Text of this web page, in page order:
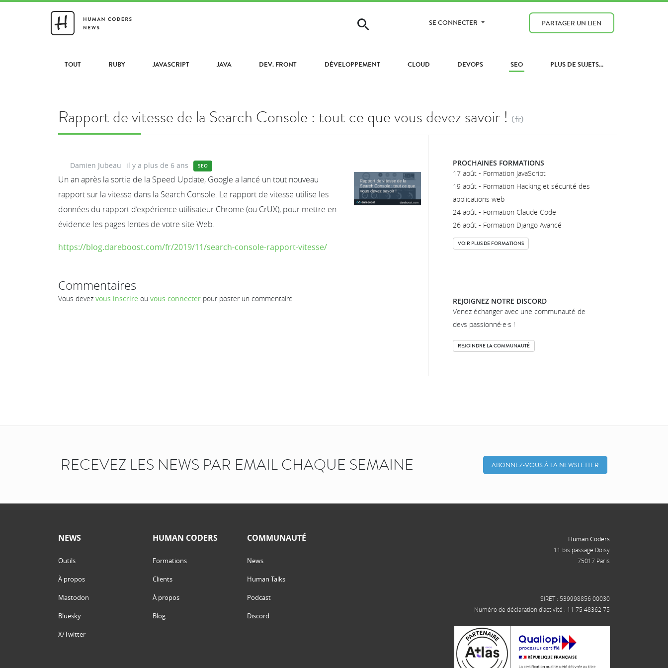
SE CONNECTER PARTAGER UN LIEN
TOUT RUBY JAVASCRIPT JAVA DEV. FRONT DÉVELOPPEMENT CLOUD DEVOPS SEO PLUS DE SUJETS...
Rapport de vitesse de la Search Console : tout ce que vous devez savoir ! (fr)
Damien Jubeau il y a plus de 6 ans SEO
Un an après la sortie de la Speed Update, Google a lancé un tout nouveau
rapport sur la vitesse dans la Search Console. Le rapport de vitesse utilise les
données du rapport d’expérience utilisateur Chrome (ou CrUX), pour mettre en
évidence les pages lentes de votre site Web.
https://blog.dareboost.com/fr/2019/11/search-console-rapport-vitesse/
Commentaires
Vous devez vous inscrire ou vous connecter pour poster un commentaire
PROCHAINES FORMATIONS
17 août - Formation JavaScript
19 août - Formation Hacking et sécurité des
applications web
24 août - Formation Claude Code
26 août - Formation Django Avancé
VOIR PLUS DE FORMATIONS
REJOIGNEZ NOTRE DISCORD
Venez échanger avec une communauté de
devs passionné·e·s !
REJOINDRE LA COMMUNAUTÉ
RECEVEZ LES NEWS PAR EMAIL CHAQUE SEMAINE ABONNEZ-VOUS À LA NEWSLETTER
NEWS
Outils
À propos
Mastodon
Bluesky
X/Twitter
HUMAN CODERS
Formations
Clients
À propos
Blog
COMMUNAUTÉ
News
Human Talks
Podcast
Discord
Human Coders
11 bis passage Doisy
75017 Paris
SIRET : 539998856 00030
Numéro de déclaration d'activité : 11 75 48362 75